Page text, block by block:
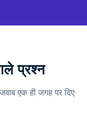
प्रश्न
एक ही जगह पर दिए